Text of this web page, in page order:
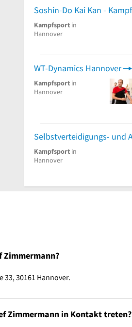
Kampfsport in
Hannover
WT-Dynamics Hannover
Kampfsport in
Hannover
Kampfsport in
Hannover
Zimmermann?
30161 Hannover.
Zimmermann in Kontakt treten?